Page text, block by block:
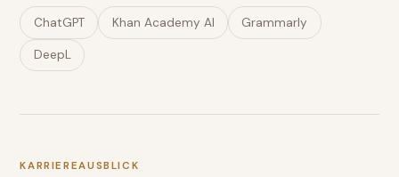
ChatGPT Khan Academy AI Grammarly
DeepL
KARRIEREAUSBLICK